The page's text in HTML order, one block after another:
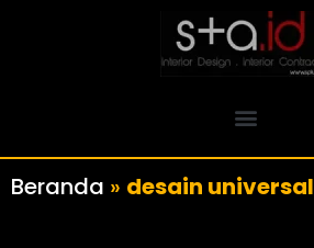
Beranda » desain universal